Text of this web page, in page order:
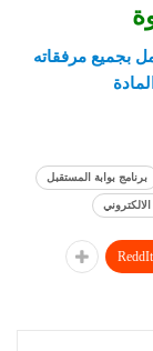
بجميع مرفقاته
برنامج بوابة المستقبل
ReddIt